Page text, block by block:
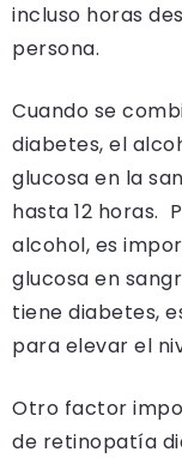
incluso horas
persona.
Cuando se
diabetes, el
glucosa en la
hasta 12 horas.
alcohol, es
glucosa en
tiene diabetes,
para elevar el
Otro factor
de retinopatía